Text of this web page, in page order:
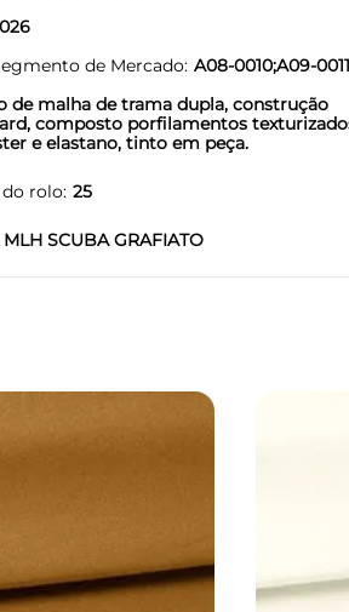
de Mercado A08-0010;A09-0011
de malha de trama dupla, construção
composto porfilamentos
e elastano, tinto em peça.
rolo 25
MLH SCUBA GRAFIATO